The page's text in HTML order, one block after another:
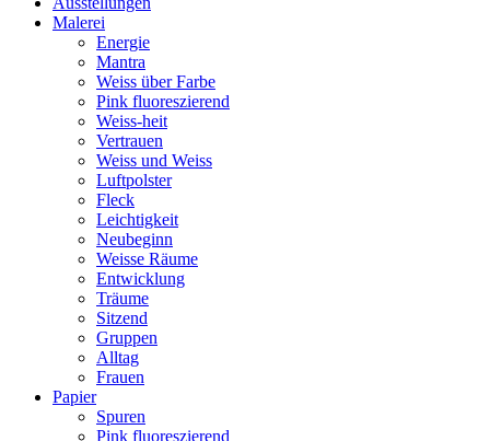
Malerei
Energie
Mantra
Weiss über Farbe
Pink fluoreszierend
Weiss-heit
Vertrauen
Weiss und Weiss
Luftpolster
Fleck
Leichtigkeit
Neubeginn
Weisse Räume
Entwicklung
Träume
Sitzend
Gruppen
Alltag
Frauen
Papier
Spuren
Pink fluoreszierend